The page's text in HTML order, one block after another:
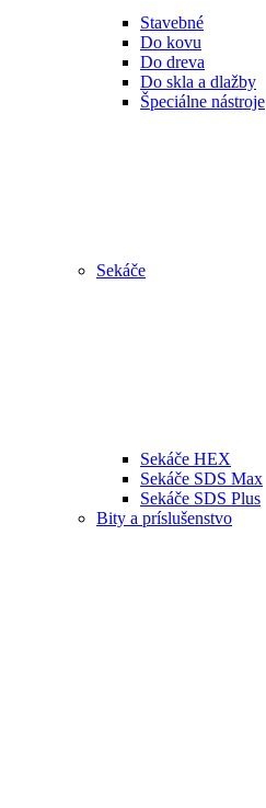
Stavebné
Do kovu
Do dreva
Do skla a dlažby
Špeciálne nástroje
Sekáče
Sekáče HEX
Sekáče SDS Max
Sekáče SDS Plus
Bity a príslušenstvo